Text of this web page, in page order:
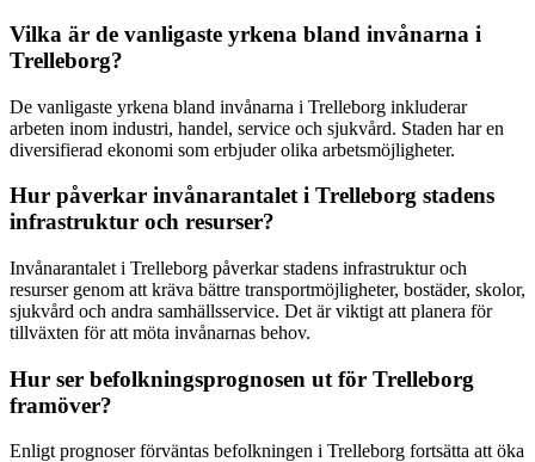
Vilka är de vanligaste yrkena bland invånarna i
Trelleborg?
De vanligaste yrkena bland invånarna i Trelleborg inkluderar
arbeten inom industri, handel, service och sjukvård. Staden har en
diversifierad ekonomi som erbjuder olika arbetsmöjligheter.
Hur påverkar invånarantalet i Trelleborg stadens
infrastruktur och resurser?
Invånarantalet i Trelleborg påverkar stadens infrastruktur och
resurser genom att kräva bättre transportmöjligheter, bostäder, skolor,
sjukvård och andra samhällsservice. Det är viktigt att planera för
tillväxten för att möta invånarnas behov.
Hur ser befolkningsprognosen ut för Trelleborg
framöver?
Enligt prognoser förväntas befolkningen i Trelleborg fortsätta att öka